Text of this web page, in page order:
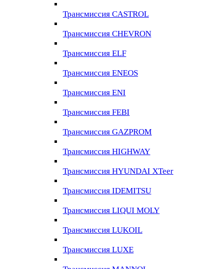
Трансмиссия CASTROL
Трансмиссия CHEVRON
Трансмиссия ELF
Трансмиссия ENEOS
Трансмиссия ENI
Трансмиссия FEBI
Трансмиссия GAZPROM
Трансмиссия HIGHWAY
Трансмиссия HYUNDAI XTeer
Трансмиссия IDEMITSU
Трансмиссия LIQUI MOLY
Трансмиссия LUKOIL
Трансмиссия LUXE